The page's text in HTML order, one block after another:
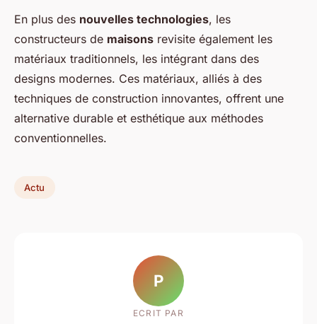
En plus des nouvelles technologies, les
constructeurs de maisons revisite également les
matériaux traditionnels, les intégrant dans des
designs modernes. Ces matériaux, alliés à des
techniques de construction innovantes, offrent une
alternative durable et esthétique aux méthodes
conventionnelles.
Actu
P
ECRIT PAR